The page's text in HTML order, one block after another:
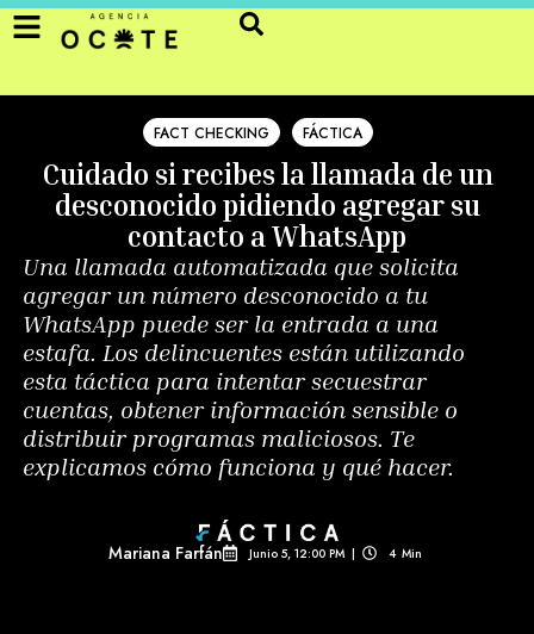
FACT CHECKING FÁCTICA
Cuidado si recibes la llamada de un
desconocido pidiendo agregar su
contacto a WhatsApp
Una llamada automatizada que solicita
agregar un número desconocido a tu
WhatsApp puede ser la entrada a una
estafa. Los delincuentes están utilizando
esta táctica para intentar secuestrar
cuentas, obtener información sensible o
distribuir programas maliciosos. Te
explicamos cómo funciona y qué hacer.
Mariana Farfán Junio 5, 12:00 PM | 4 Min